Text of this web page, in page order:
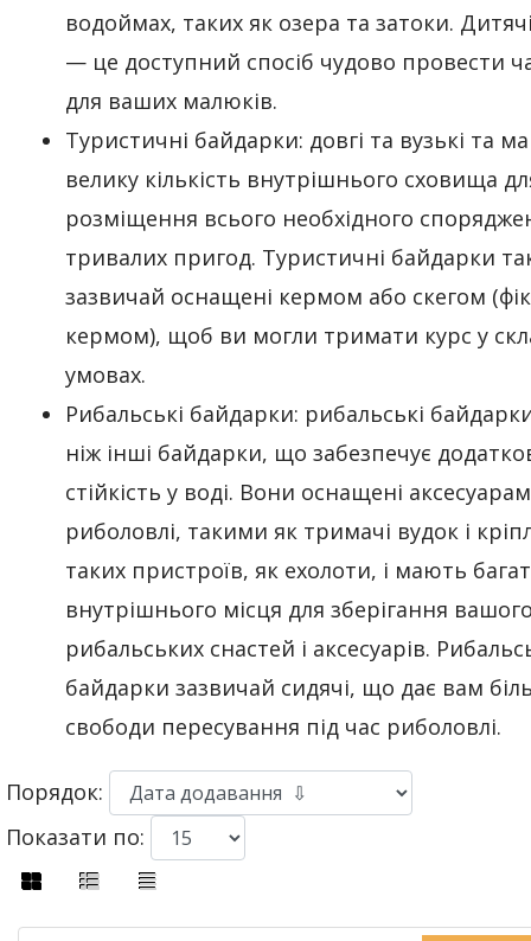
водоймах, таких як озера та затоки.
— це доступний спосіб чудово провести
для ваших малюків.
Туристичні байдарки: довгі та вузькі та
велику кількість внутрішнього сховища
розміщення всього необхідного
тривалих пригод. Туристичні байдарки
зазвичай оснащені кермом або скегом
кермом), щоб ви могли тримати курс у
умовах.
Рибальські байдарки: рибальські
ніж інші байдарки, що забезпечує
стійкість у воді. Вони оснащені
риболовлі, такими як тримачі вудок і
таких пристроїв, як ехолоти, і мають
внутрішнього місця для зберігання
рибальських снастей і аксесуарів.
байдарки зазвичай сидячі, що дає вам
свободи пересування під час риболовлі.
Порядок:
Показати по: